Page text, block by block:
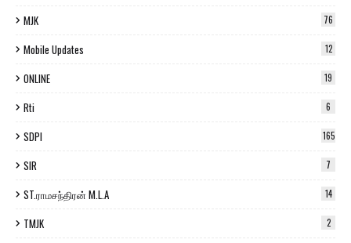
MJK 76
Mobile Updates 12
ONLINE 19
Rti 6
SDPI 165
SIR 7
ST.ராமசந்திரன் M.L.A 14
TMJK 2